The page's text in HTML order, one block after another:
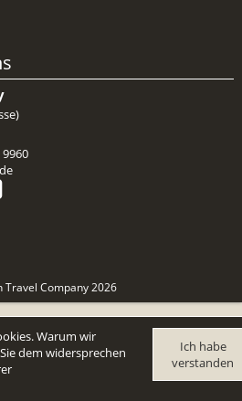
9960
Travel Company 2026
Warum wir
dem widersprechen
Ich habe
verstanden